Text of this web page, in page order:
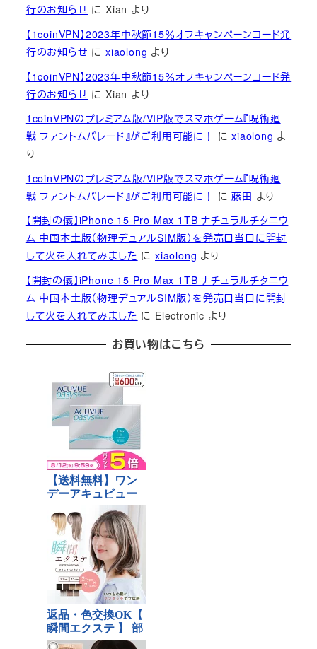
行のお知らせ にXian より
【1coinVPN】2023年中秋節15％オフキャンペーンコード発
行のお知らせ にxiaolong より
【1coinVPN】2023年中秋節15％オフキャンペーンコード発
行のお知らせ にXian より
1coinVPNのプレミアム版/VIP版でスマホゲーム『呪術廻
戦 ファントムパレード』がご利用可能に！
にxiaolong よ
り
1coinVPNのプレミアム版/VIP版でスマホゲーム『呪術廻
戦 ファントムパレード』がご利用可能に！
に藤田 より
【開封の儀】iPhone 15 Pro Max 1TB ナチュラルチタニウ
ム 中国本土版（物理デュアルSIM版）を発売日当日に開封
して火を入れてみました にxiaolong より
【開封の儀】iPhone 15 Pro Max 1TB ナチュラルチタニウ
ム 中国本土版（物理デュアルSIM版）を発売日当日に開封
して火を入れてみました に Electronic より
お買い物はこちら